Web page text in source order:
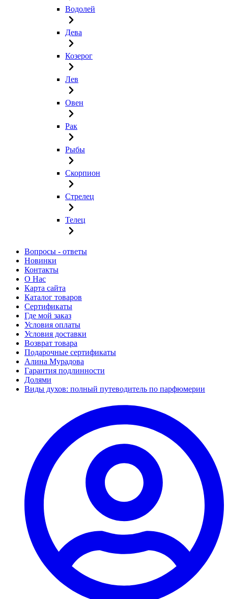
Водолей
Дева
Козерог
Лев
Овен
Рак
Рыбы
Скорпион
Стрелец
Телец
Вопросы - ответы
Новинки
Контакты
О Нас
Карта сайта
Каталог товаров
Сертификаты
Где мой заказ
Условия оплаты
Условия доставки
Возврат товара
Подарочные сертификаты
Алина Мурадова
Гарантия подлинности
Долями
Виды духов: полный путеводитель по парфюмерии